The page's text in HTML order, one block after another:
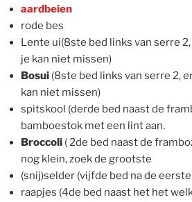
aardbeien
rode bes
Lente ui(8ste bed links van serre
je kan niet missen)
Bosui (8ste bed links van serre 2,
kan niet missen)
spitskool (derde bed naast de
bamboestok met een lint aan.
Broccoli ( 2de bed naast de
nog klein, zoek de grootste
(snij)selder (vijfde bed na de
raapjes (4de bed naast het het